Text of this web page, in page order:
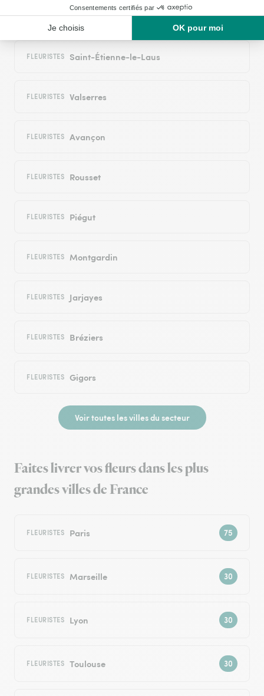
FLEURISTES Rochebrune
FLEURISTES Saint-Étienne-le-Laus
FLEURISTES Valserres
FLEURISTES Avançon
FLEURISTES Rousset
FLEURISTES Piégut
FLEURISTES Montgardin
FLEURISTES Jarjayes
FLEURISTES Bréziers
FLEURISTES Gigors
Voir toutes les villes du secteur
Faites livrer vos fleurs dans les plus
grandes villes de France
FLEURISTES Paris
FLEURISTES Marseille
FLEURISTES Lyon
FLEURISTES Toulouse